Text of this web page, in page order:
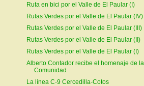
Ruta en bici por el Valle de El Paular (I)
Rutas Verdes por el Valle de El Paular (IV)
Rutas Verdes por el Valle de El Paular (III)
Rutas Verdes por el Valle de El Paular (II)
Rutas Verdes por el Valle de El Paular (I)
Alberto Contador recibe el homenaje de la
Comunidad
La línea C-9 Cercedilla-Cotos